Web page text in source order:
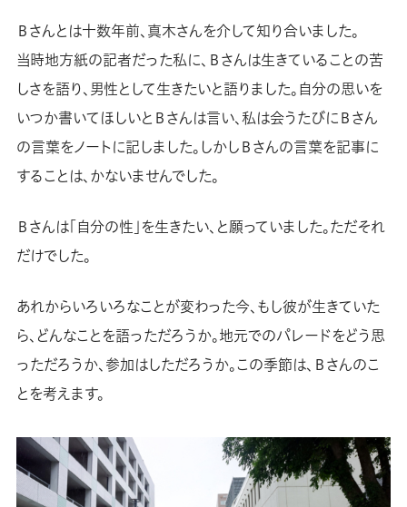
Ｂさんとは十数年前、真木さんを介して知り合いました。
当時地方紙の記者だった私に、Ｂさんは生きていることの苦
しさを語り、男性として生きたいと語りました。自分の思いを
いつか書いてほしいとＢさんは言い、私は会うたびにＢさん
の言葉をノートに記しました。しかしＢさんの言葉を記事に
することは、かないませんでした。
Ｂさんは「自分の性」を生きたい、と願っていました。ただそれ
だけでした。
あれからいろいろなことが変わった今、もし彼が生きていた
ら、どんなことを語っただろうか。地元でのパレードをどう思
っただろうか、参加はしただろうか。この季節は、Ｂさんのこ
とを考えます。